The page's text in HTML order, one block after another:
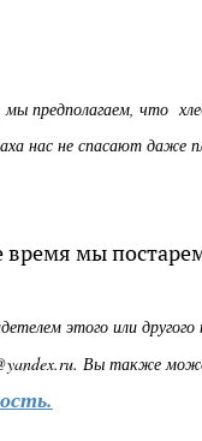
предполагаем, что
нас не спасают даже
мы
этого или другого
Вы также